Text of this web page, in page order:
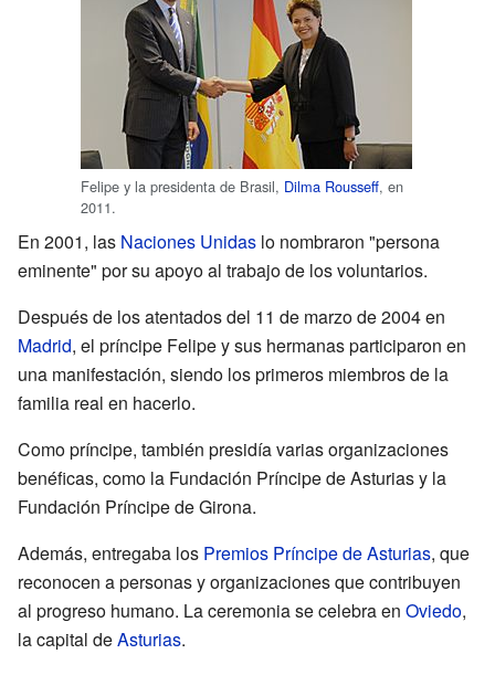
Felipe y la presidenta de Brasil, Dilma Rousseff, en
2011.
En 2001, las Naciones Unidas lo nombraron "persona
eminente" por su apoyo al trabajo de los voluntarios.
Después de los atentados del 11 de marzo de 2004 en
Madrid, el príncipe Felipe y sus hermanas participaron en
una manifestación, siendo los primeros miembros de la
familia real en hacerlo.
Como príncipe, también presidía varias organizaciones
benéficas, como la Fundación Príncipe de Asturias y la
Fundación Príncipe de Girona.
Además, entregaba los Premios Príncipe de Asturias, que
reconocen a personas y organizaciones que contribuyen
al progreso humano. La ceremonia se celebra en Oviedo,
la capital deAsturias.